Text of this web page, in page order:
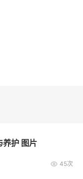
养护 图片
45次